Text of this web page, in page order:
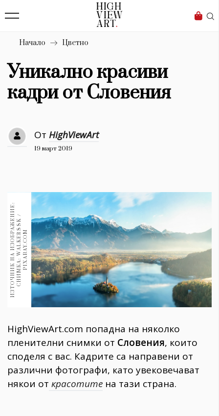
Бизнес
Мода
Dialogue
Изкуство
4340
Красота
777
Книги 1188
30+ 1970
Гурме 1710
Пътувай
237
Gentlemen
382
Wellness
Начало Цветно
Уникално красиви
кадри от Словения
От HighViewArt
19 март 2019
И
З
Т
О
Ч
Н
И
К
Н
А
И
З
О
Б
Р
А
Ж
ЕН
И
Е
:
С
Н
И
М
К
А
:
W
A
L
K
E
R
S
S
K/
P
I
X
A
B
A
Y
.
C
O M
HighViewArt.com попадна на няколко
пленителни снимки от Словения, които
споделя с вас. Кадрите са направени от
различни фотографи, като увековечават
някои от красотите на тази страна.